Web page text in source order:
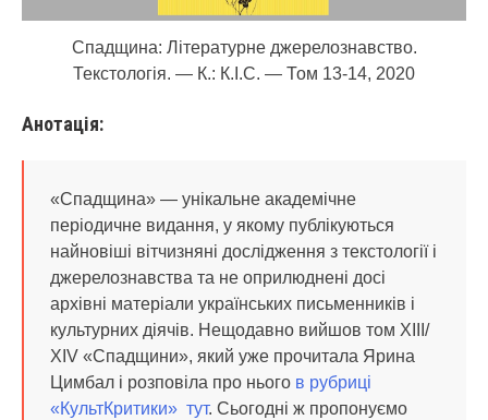
Спадщина: Літературне джерелознавство.
Текстологія. — К.: К.І.С. — Том 13-14, 2020
Анотація:
«Спадщина» — унікальне академічне
періодичне видання, у якому публікуються
найновіші вітчизняні дослідження з текстології і
джерелознавства та не оприлюднені досі
архівні матеріали українських письменників і
культурних діячів. Нещодавно вийшов том ХIIІ/
ХІV «Спадщини», який уже прочитала Ярина
Цимбал і розповіла про нього в рубриці
«КультКритики» тут. Сьогодні ж пропонуємо